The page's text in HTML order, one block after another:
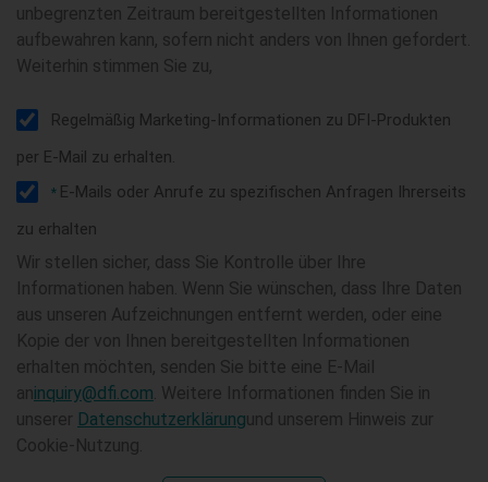
unbegrenzten Zeitraum bereitgestellten Informationen
aufbewahren kann, sofern nicht anders von Ihnen gefordert.
Weiterhin stimmen Sie zu,
Regelmäßig Marketing-Informationen zu DFI-Produkten
per E-Mail zu erhalten.
* E-Mails oder Anrufe zu spezifischen Anfragen Ihrerseits
zu erhalten
Wir stellen sicher, dass Sie Kontrolle über Ihre
Informationen haben. Wenn Sie wünschen, dass Ihre Daten
aus unseren Aufzeichnungen entfernt werden, oder eine
Kopie der von Ihnen bereitgestellten Informationen
erhalten möchten, senden Sie bitte eine E-Mail
aninquiry@dfi.com . Weitere Informationen finden Sie in
unserer Datenschutzerklärungund unserem Hinweis zur
Cookie-Nutzung.